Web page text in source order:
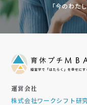
「今のわた
運営会社
株式会社ワークシフト研